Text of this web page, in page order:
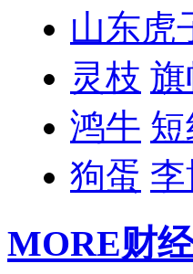
山东虎
灵枝 旗
鸿牛
狗蛋
MORE财